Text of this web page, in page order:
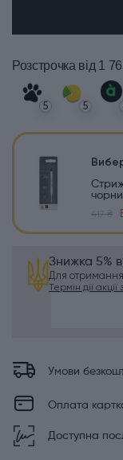
Розстрочка від 1
5 5
417 ₴
Знижка 5%
Для
Термін дії
Умови
Оплата
Доступна